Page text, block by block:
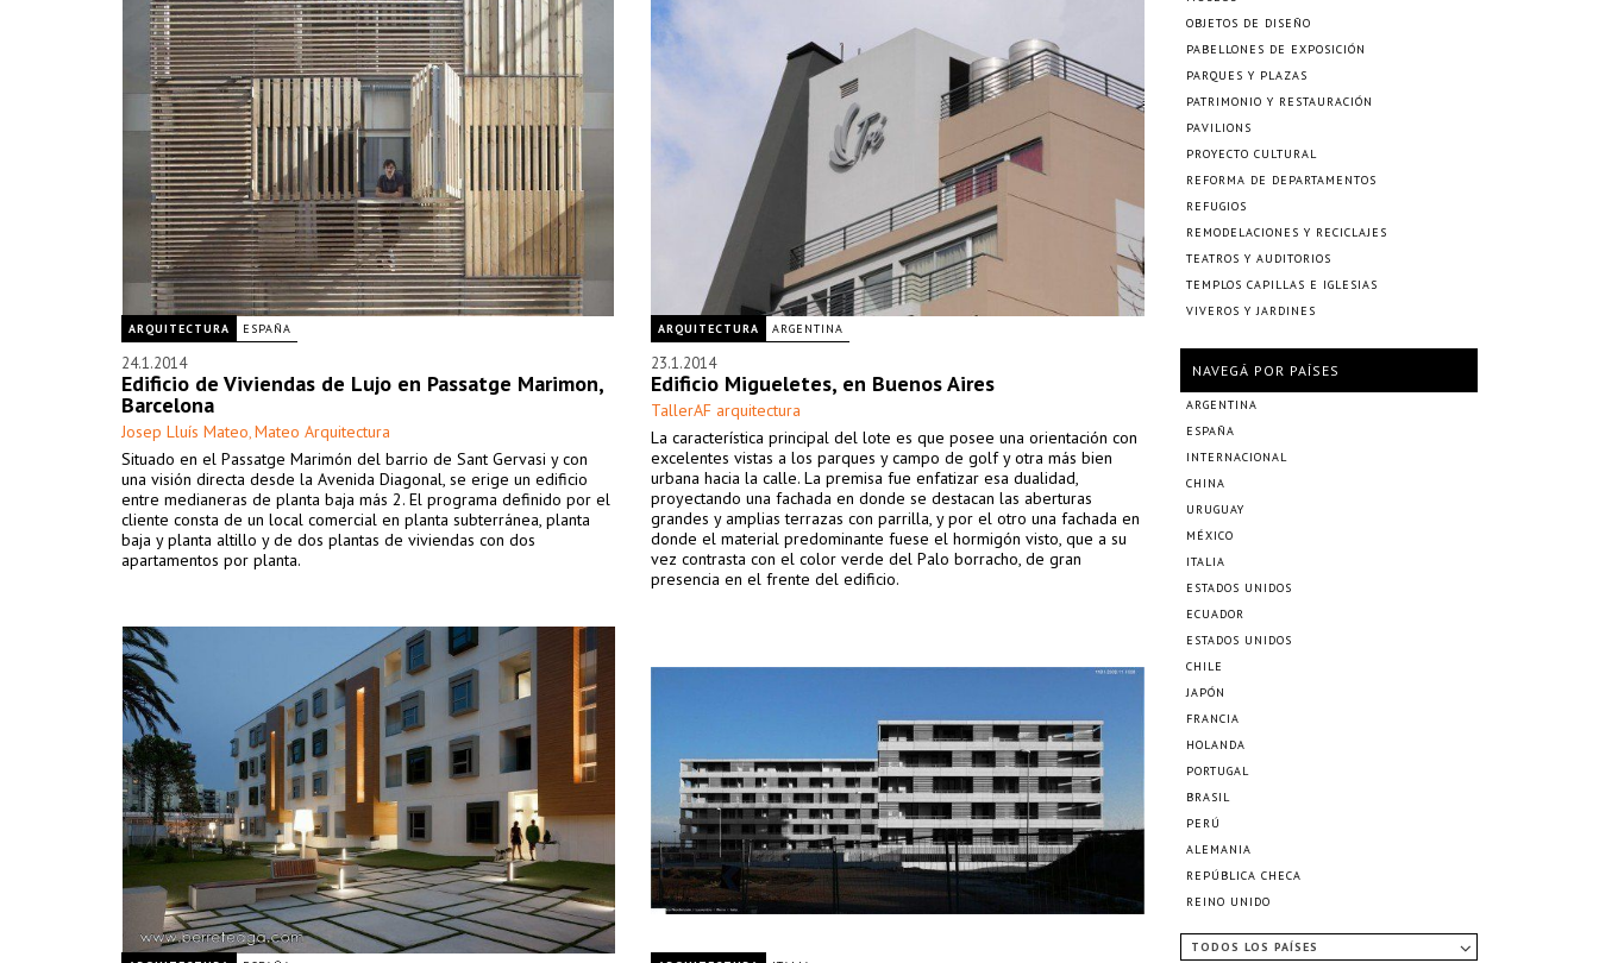
ARQUITECTURA ESPAÑA
24.1.2014
Edificio de Viviendas de Lujo en Passatge Marimon,
Barcelona
Josep Lluís Mateo, Mateo Arquitectura
Situado en el Passatge Marimón del barrio de Sant Gervasi y con
una visión directa desde la Avenida Diagonal, se erige un edificio
entre medianeras de planta baja más 2. El programa definido por el
cliente consta de un local comercial en planta subterránea, planta
baja y planta altillo y de dos plantas de viviendas con dos
apartamentos por planta.
ARQUITECTURA ARGENTINA
23.1.2014
Edificio Migueletes, en Buenos Aires
TallerAF arquitectura
La característica principal del lote es que posee una orientación con
excelentes vistas a los parques y campo de golf y otra más bien
urbana hacia la calle. La premisa fue enfatizar esa dualidad,
proyectando una fachada en donde se destacan las aberturas
grandes y amplias terrazas con parrilla, y por el otro una fachada en
donde el material predominante fuese el hormigón visto, que a su
vez contrasta con el color verde del Palo borracho, de gran
presencia en el frente del edificio.
OBJETOS DE DISEÑO
PABELLONES DE EXPOSICIÓN
PARQUES Y PLAZAS
PATRIMONIO Y RESTAURACIÓN
PAVILIONS
PROYECTO CULTURAL
REFORMA DE DEPARTAMENTOS
REFUGIOS
REMODELACIONES Y RECICLAJES
TEATROS Y AUDITORIOS
TEMPLOS CAPILLAS E IGLESIAS
VIVEROS Y JARDINES
NAVEGÁ POR PAÍSES
ARGENTINA
ESPAÑA
INTERNACIONAL
CHINA
URUGUAY
MÉXICO
ITALIA
ESTADOS UNIDOS
ECUADOR
ESTADOS UNIDOS
CHILE
JAPÓN
FRANCIA
HOLANDA
PORTUGAL
BRASIL
PERÚ
ALEMANIA
REPÚBLICA CHECA
REINO UNIDO
TODOS LOS PAÍSES